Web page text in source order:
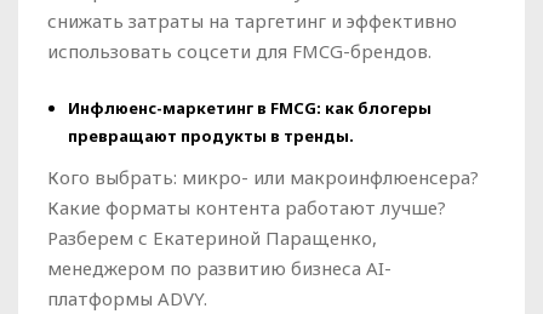
снижать затраты на таргетинг и эффективно
использовать соцсети для FMCG-брендов.
Инфлюенс-маркетинг в FMCG: как блогеры
превращают продукты в тренды.
Кого выбрать: микро- или макроинфлюенсера?
Какие форматы контента работают лучше?
Разберем с Екатериной Паращенко,
менеджером по развитию бизнеса AI-
платформы ADVY.